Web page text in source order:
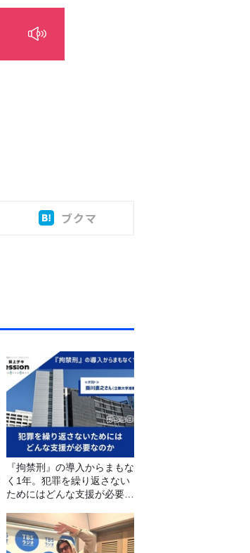
ブクマ
『拘禁刑』の導入からまもな
く1年。犯罪を繰り返さない
ためにはどんな支援が必要な